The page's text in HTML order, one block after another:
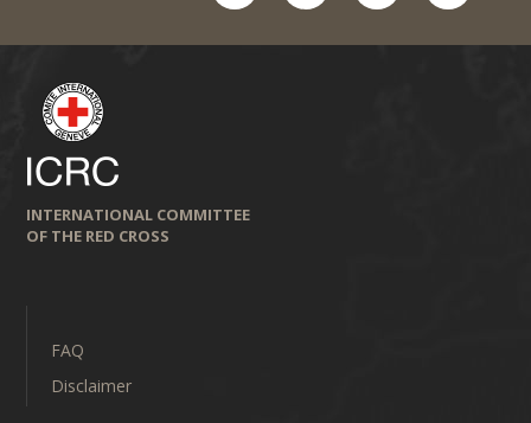
INTERNATIONAL COMMITTEE
OF THE RED CROSS
FAQ
Disclaimer